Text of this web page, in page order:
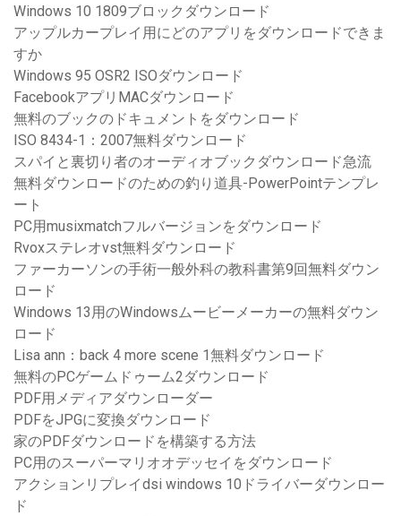
Windows 10 1809ブロックダウンロード
アップルカープレイ用にどのアプリをダウンロードできま
すか
Windows 95 OSR2 ISOダウンロード
FacebookアプリMACダウンロード
無料のブックのドキュメントをダウンロード
ISO 8434-1：2007無料ダウンロード
スパイと裏切り者のオーディオブックダウンロード急流
無料ダウンロードのための釣り道具-PowerPointテンプレ
ート
PC用musixmatchフルバージョンをダウンロード
Rvoxステレオvst無料ダウンロード
ファーカーソンの手術一般外科の教科書第9回無料ダウン
ロード
Windows 13用のWindowsムービーメーカーの無料ダウン
ロード
Lisa ann：back 4 more scene 1無料ダウンロード
無料のPCゲームドゥーム2ダウンロード
PDF用メディアダウンローダー
PDFをJPGに変換ダウンロード
家のPDFダウンロードを構築する方法
PC用のスーパーマリオオデッセイをダウンロード
アクションリプレイdsi windows 10ドライバーダウンロー
ド